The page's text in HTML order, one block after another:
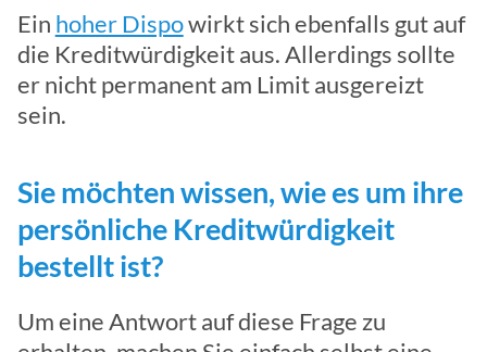
Ein hoher Dispowirkt sich ebenfalls gut auf
die Kreditwürdigkeit aus. Allerdings sollte
er nicht permanent am Limit ausgereizt
sein.
Sie möchten wissen, wie es um ihre
persönliche Kreditwürdigkeit
bestellt ist?
Um eine Antwort auf diese Frage zu